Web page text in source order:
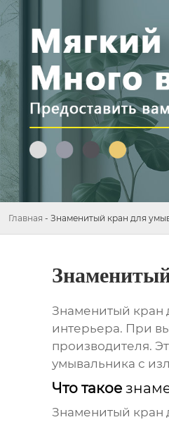
Главная - Знаменитый кран для
Знаменитый кран
интерьера. При
производителя.
умывальника с
Что такое
Знаменитый кран